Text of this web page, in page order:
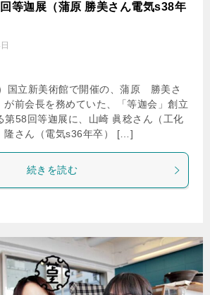
等迦展（蒲原 勝美さん電気s38年
国立新美術館で開催の、蒲原 勝美さ
が前会長を務めていた、「等迦会」創立
第58回等迦展に、山崎 眞稔さん（工化
さん（電気s36年卒） […]
続きを読む